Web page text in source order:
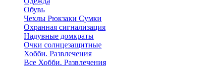
Обувь
Чехлы Рюкзаки Сумки
Охранная сигнализация
Надувные домкраты
Очки солнцезащитные
Хобби. Развлечения
Все Хобби. Развлечения